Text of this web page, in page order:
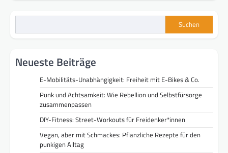
Suchen
Neueste Beiträge
E-Mobilitäts-Unabhängigkeit: Freiheit mit E-Bikes & Co.
Punk und Achtsamkeit: Wie Rebellion und Selbstfürsorge
zusammenpassen
DIY-Fitness: Street-Workouts für Freidenker*innen
Vegan, aber mit Schmackes: Pflanzliche Rezepte für den
punkigen Alltag